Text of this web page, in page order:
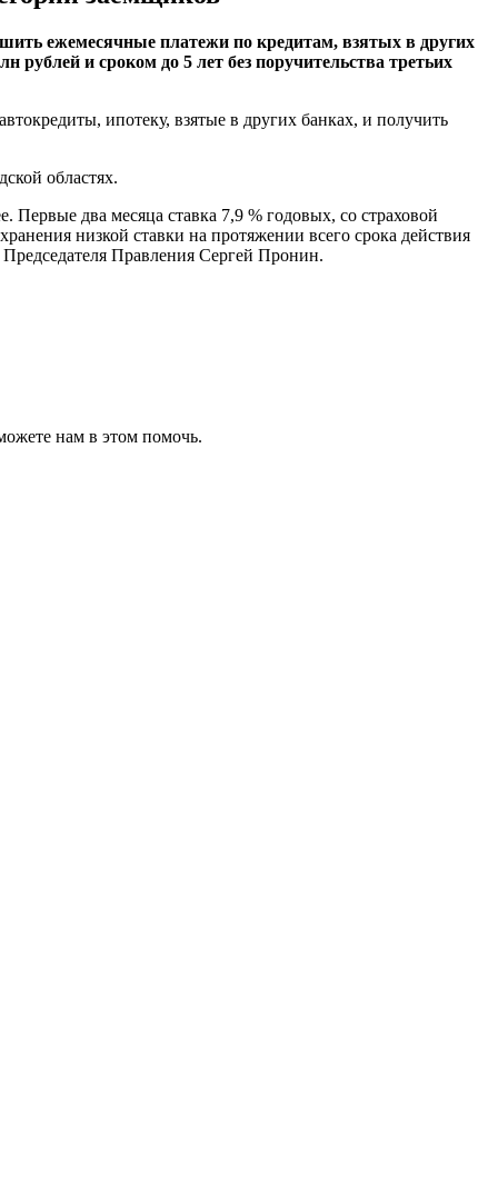
ежемесячные платежи по кредитам, взятых в других
и сроком до 5 лет без поручительства третьих
ипотеку, взятые в других банках, и получить
областях.
Первые два месяца ставка 7,9 % годовых, со страховой
низкой ставки на протяжении всего срока действия
Правления Сергей Пронин.
нам в этом помочь.